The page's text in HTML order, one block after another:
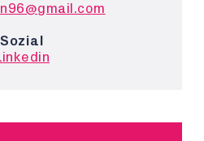
Sozial